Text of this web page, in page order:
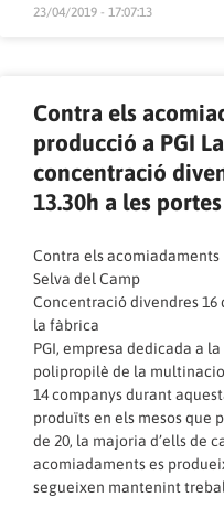
23/04/2019 - 17:07:13
Contra els
producció a PGI
concentració
13.30h a les
Contra els acomiadaments
Selva del Camp
Concentració divendres 16
la fàbrica
PGI, empresa dedicada a
polipropilè de la
14 companys durant
produïts en els mesos que
de 20, la majoria d’ells de
acomiadaments es
segueixen mantenint